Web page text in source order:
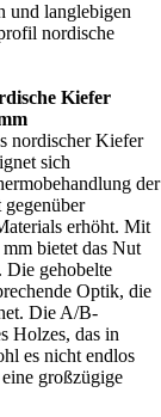
und langlebigen
nordische
Kiefer
nordischer Kiefer
sich
der
erhöht. Mit
bietet das Nut
Die gehobelte
Optik, die
Die A/B-
Holzes, das in
es nicht endlos
großzügige